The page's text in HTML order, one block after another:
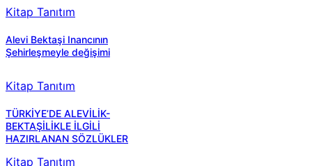
Kitap Tanıtım
Alevi Bektaşi Inancının
Şehirleşmeyle değişimi
Kitap Tanıtım
TÜRKİYE’DE ALEVİLİK-
BEKTAŞİLİKLE İLGİLİ
HAZIRLANAN SÖZLÜKLER
Kitap Tanıtım